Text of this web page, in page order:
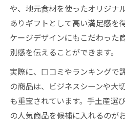
や、地元食材を使ったオリジナ
ありギフトとして高い満足感を
ケージデザインにもこだわった
別感を伝えることができます。
実際に、口コミやランキングで
の商品は、ビジネスシーンや大
も重宝されています。手土産選
の人気商品を候補に入れるのが